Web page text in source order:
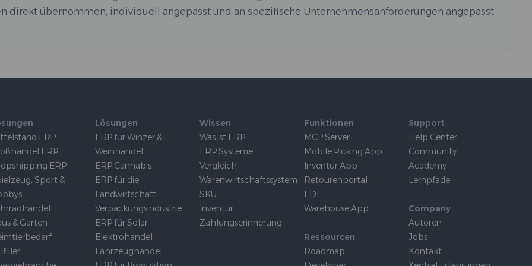
direkt übernommen, individuell angepasst und an spezifische Unternehmensanforderungen angepasst
ERP
ERP
ERP
Sport &
& Garten
Lösungen
ERP für Winzer &
Weinhandel
ERP Cannabis
ERP für die
Landwirtschaft
Verpackungsindustrie
ERP für Solar
Elektrohandel
Fahrzeughandel
Wissen
Was ist ERP
ERP Systeme
Vergleich
Warenwirtschaftssystem
SKU
Inventur
Zahlungserinnerung
Funktionen
MCP Server
Mobile Picking App
Inventur App
Retourenportal
EDI
Warehouse App
Ressourcen
Roadmap
Support
Help Center
Community
Academy
Lernpfade
Company
Autoren
Jobs
Kontakt